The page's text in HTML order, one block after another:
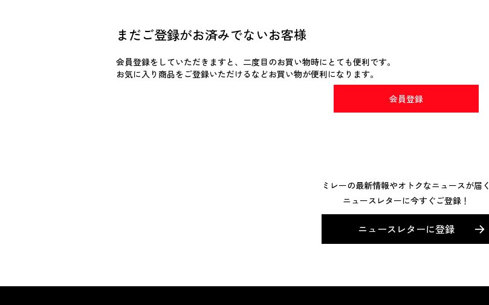
まだご登録がお済みでないお客様
会員登録をしていただきますと、二度目のお買い物時にとても便利です。
お気に入り商品をご登録いただけるなどお買い物が便利になります。
会員登録
ミレーの最新情報やオトクなニュースが届く
ニュースレターに今すぐご登録！
ニュースレターに登録